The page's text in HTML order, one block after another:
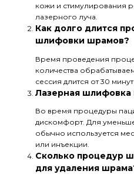
кожи и стимулирования
лазерного луча.
Как долго длится
шлифовки шрамов?
Время проведения
количества
сессия длится от 30 минут
Лазерная шлифовка
Во время процедуры
дискомфорт. Для
обычно используется
или инъекции.
Сколько процедур
для удаления